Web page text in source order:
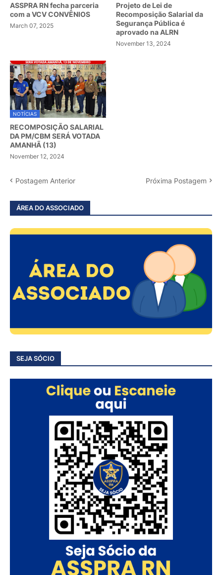
ASSPRA RN fecha parceria
com a VCV CONVÊNIOS
March 07, 2025
Projeto de Lei de
Recomposição Salarial da
Segurança Pública é
aprovado na ALRN
November 13, 2024
NOTÍCIAS
RECOMPOSIÇÃO SALARIAL
DA PM/CBM SERÁ VOTADA
AMANHÃ (13)
November 12, 2024
Postagem Anterior Próxima Postagem
ÁREA DO ASSOCIADO
SEJA SÓCIO